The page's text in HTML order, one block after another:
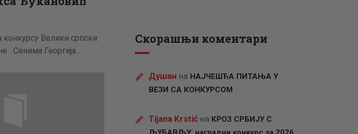
конкурсу Велики српски
Сенима Георгија…
Скорашњи коментари
Душан на НАЈЧЕШЋА ПИТАЊА У
ВЕЗИ СА КОНКУРСОМ
Tijana Krstić на КРОЗ СРБИЈУ С